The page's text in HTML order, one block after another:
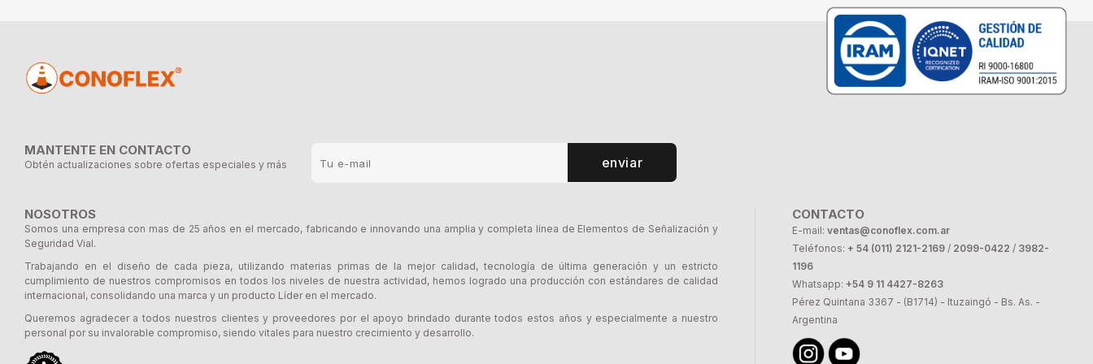
MANTENTE EN CONTACTO
Obtén actualizaciones sobre ofertas especiales y más enviar
NOSOTROS
Somos una empresa con mas de 25 años en el mercado, fabricando e innovando una amplia y completa línea de Elementos de Señalización y
Seguridad Vial.
Trabajando en el diseño de cada pieza, utilizando materias primas de la mejor calidad, tecnología de última generación y un estricto
cumplimiento de nuestros compromisos en todos los niveles de nuestra actividad, hemos logrado una producción con estándares de calidad
internacional, consolidando una marca y un producto Líder en el mercado.
Queremos agradecer a todos nuestros clientes y proveedores por el apoyo brindado durante todos estos años y especialmente a nuestro
personal por su invalorable compromiso, siendo vitales para nuestro crecimiento y desarrollo.
CONTACTO
E-mail: ventas@conoflex.com.ar
Teléfonos: + 54 (011) 2121-2169/ 2099-0422 / 3982-
1196
Whatsapp: +54 9 11 4427-8263
Pérez Quintana 3367 - (B1714) - Ituzaingó - Bs. As. -
Argentina